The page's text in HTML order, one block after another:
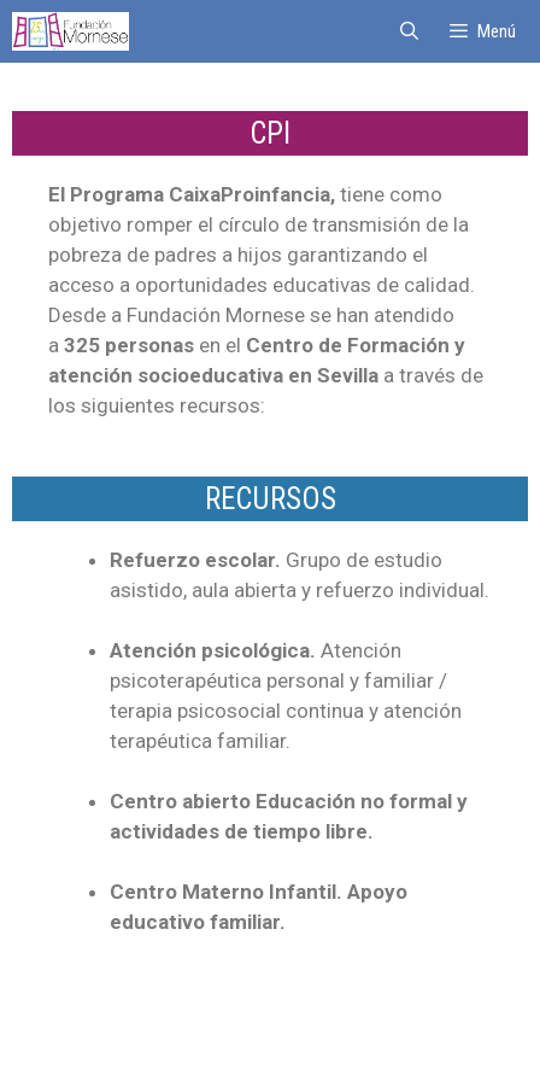
Menú
CPI
El Programa CaixaProinfancia, tiene como
objetivo romper el círculo de transmisión de la
pobreza de padres a hijos garantizando el
acceso a oportunidades educativas de calidad.
Desde a Fundación Mornese se han atendido
a 325 personas en el Centro de Formación y
atención socioeducativa en Sevilla a través de
los siguientes recursos:
RECURSOS
Refuerzo escolar. Grupo de estudio
asistido, aula abierta y refuerzo individual.
Atención psicológica. Atención
psicoterapéutica personal y familiar /
terapia psicosocial continua y atención
terapéutica familiar.
Centro abierto Educación no formal y
actividades de tiempo libre.
Centro Materno Infantil. Apoyo
educativo familiar.